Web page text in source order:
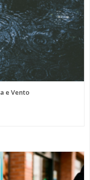
e Vento